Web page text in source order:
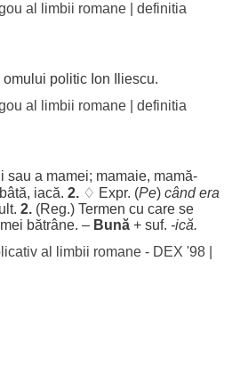
al limbii romane| definitia
omului politic Ion Iliescu.
al limbii romane| definitia
sau a mamei; mamaie, mamă-
bâtă, iacă. 2.♢ Expr. (Pe) când era
. 2.(Reg.) Termen cu care se
bătrâne. – Bună+ suf. -ică.
al limbii romane - DEX '98|